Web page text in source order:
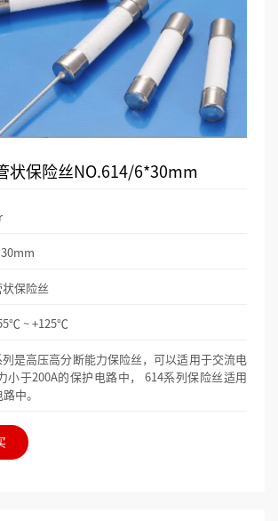
状保险丝NO.614/6*30mm
保险丝
~ +125℃
列是高压高分断能力保险丝，可以适用于交流电
小于200A的保护电路中， 614系列保险丝适用
中。